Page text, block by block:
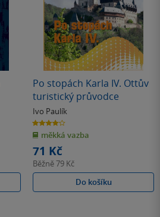
Po stopách Karla IV. Ottův
turistický průvodce
Ivo Paulík
4.0
z
5
hvězdiček
měkká vazba
71 Kč
Běžně79 Kč
Do košíku